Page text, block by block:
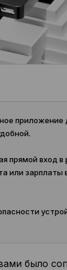
вход в
или
было